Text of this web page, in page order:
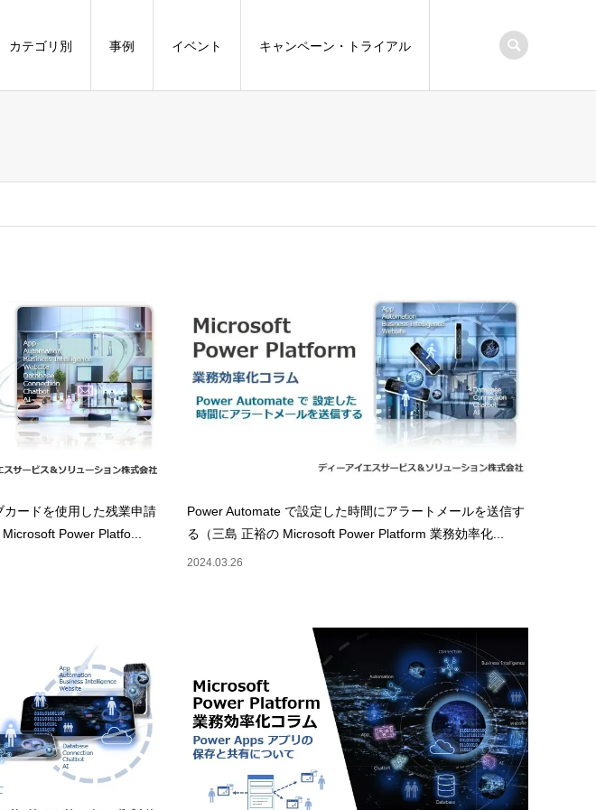
カテゴリ別 事例 イベント キャンペーン・トライアル
ードを使用した残業申請
Power Platfo...
Power Automate で設定した時間にアラートメールを送信す
る（三島 正裕の Microsoft Power Platform 業務効率化...
2024.03.26